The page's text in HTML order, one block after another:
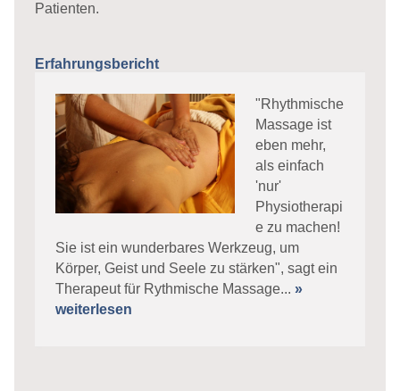
Patienten.
Erfahrungsbericht
"Rhythmische
Massage ist
eben mehr,
als einfach
'nur'
Physiotherapi
e zu machen!
Sie ist ein wunderbares Werkzeug, um
Körper, Geist und Seele zu stärken", sagt ein
Therapeut für Rythmische Massage... »
weiterlesen